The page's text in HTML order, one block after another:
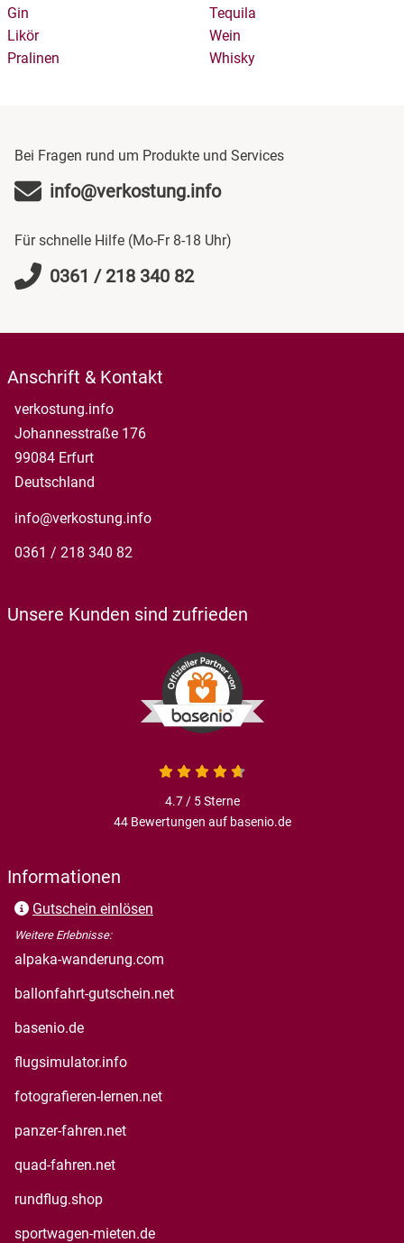
Gin
Likör
Pralinen
Tequila
Wein
Whisky
Bei Fragen rund um Produkte und Services
info@verkostung.info
Für schnelle Hilfe (Mo-Fr 8-18 Uhr)
0361 / 218 340 82
Anschrift & Kontakt
verkostung.info
Johannesstraße 176
99084 Erfurt
Deutschland
info@verkostung.info
0361 / 218 340 82
Unsere Kunden sind zufrieden
4.7 von 5
4.7 / 5Sterne
44 Bewertungen auf basenio.de
Informationen
Gutschein einlösen
Weitere Erlebnisse:
alpaka-wanderung.com
ballonfahrt-gutschein.netöffnet in neuem Fenster
basenio.deöffnet in neuem Fenster
flugsimulator.infoöffnet in neuem Fenster
fotografieren-lernen.netöffnet in neuem Fenster
panzer-fahren.netöffnet in neuem Fenster
quad-fahren.netöffnet in neuem Fenster
rundflug.shopöffnet in neuem Fenster
sportwagen-mieten.deöffnet in neuem Fenster